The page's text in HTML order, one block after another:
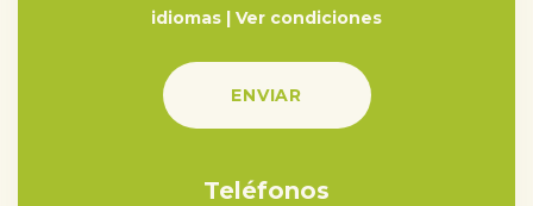
idiomas | Ver condiciones
Teléfonos